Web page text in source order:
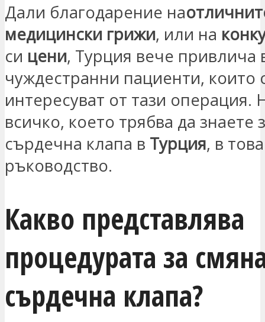
Дали благодарение на
медицински грижи, или на
си цени, Турция вече привлича
чуждестранни пациенти, които
интересуват от тази операция.
всичко, което трябва да знаете
сърдечна клапа в Турция, в това
ръководство.
Какво представлява
процедурата за
сърдечна клапа?